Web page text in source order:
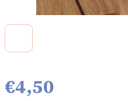
€4,50